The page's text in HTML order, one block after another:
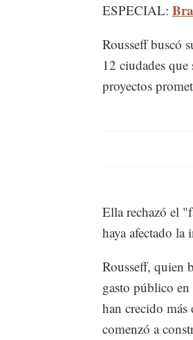
ESPECIAL:
Rousseff buscó
12 ciudades
proyectos
Ella rechazó el
haya afectado
Rousseff, quien
gasto público en
han crecido más
comenzó a